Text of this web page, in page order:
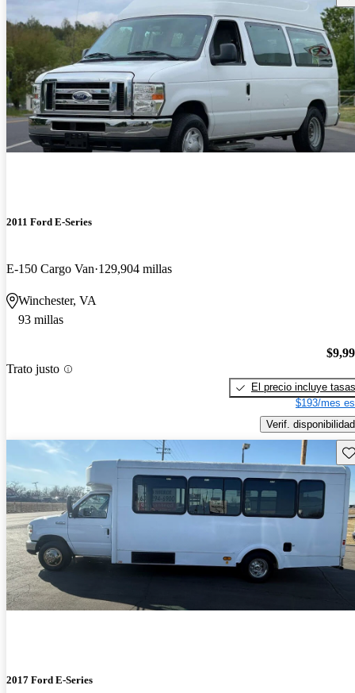
2011 Ford E-Series
E-150 Cargo Van 129,904 millas
Winchester, VA
93 millas
Trato justo
El precio incluye tasas
$193/mes
Verif. disponibilidad
2017 Ford E-Series